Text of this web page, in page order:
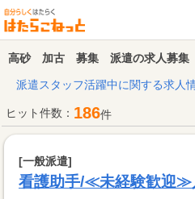
高砂 加古 募集 派遣の求人募集
派遣スタッフ活躍中に関する求人
ヒット件数： 186件
[一般派遣]
看護助手/≪未経験歓迎